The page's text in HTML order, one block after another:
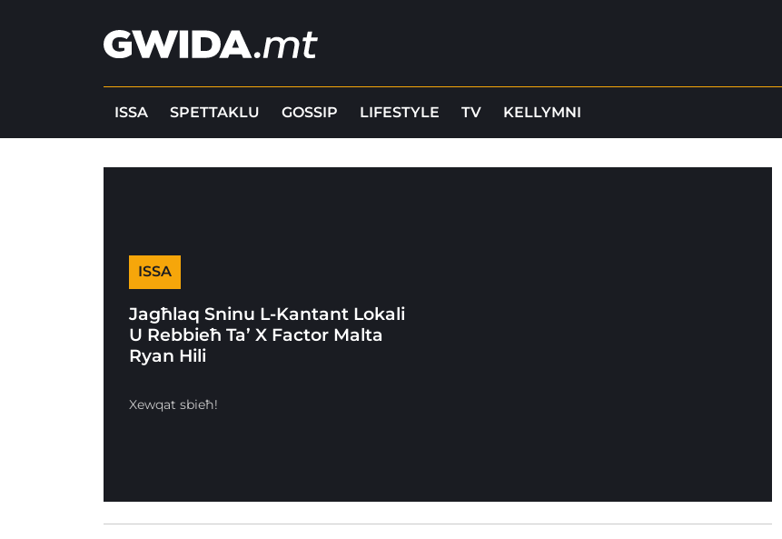
ISSA SPETTAKLU GOSSIP LIFESTYLE TV KELLYMNI
ISSA
Jagħlaq Sninu L-Kantant Lokali
U Rebbieħ Ta’ X Factor Malta
Ryan Hili
Xewqat sbieħ!